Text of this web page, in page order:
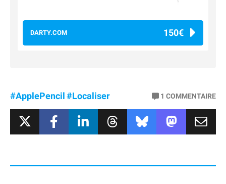
DARTY.COM 150€
#ApplePencil#Localiser 1 COMMENTAIRE